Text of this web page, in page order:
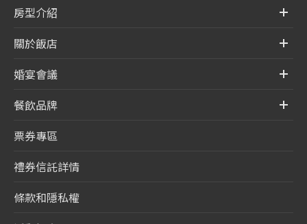
房型介紹
關於飯店
婚宴會議
餐飲品牌
票券專區
禮券信託詳情
條款和隱私權